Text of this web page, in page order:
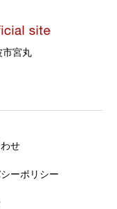
宮丸
せ
ーポリシー